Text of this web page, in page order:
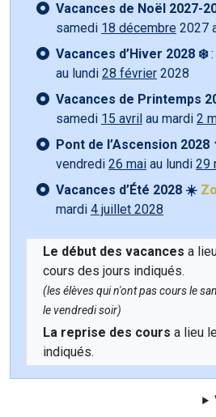
Vacances de Noël 2027-
samedi 18 décembre 2027
Vacances d’Hiver 2028 ❄️:
au lundi 28 février 2028
Vacances de Printemps
samedi 15 avril au mardi 2
Pont de l’Ascension 2028
vendredi 26 mai au lundi 29
Vacances d’Été 2028 ☀️
mardi 4 juillet 2028
Le début des vacances a
cours des jours indiqués.
(les élèves qui n'ont pas cours le
le vendredi soir)
La reprise des cours a lieu
indiqués.